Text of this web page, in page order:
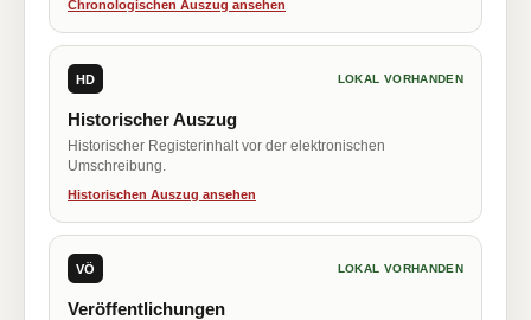
Chronologischen Auszug ansehen
HD LOKAL VORHANDEN
Historischer Auszug
Historischer Registerinhalt vor der elektronischen
Umschreibung.
Historischen Auszug ansehen
VÖ LOKAL VORHANDEN
Veröffentlichungen